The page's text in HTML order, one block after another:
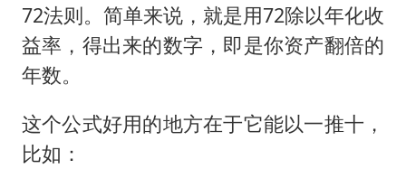
72法则。简单来说，就是用72除以年化收
益率，得出来的数字，即是你资产翻倍的
年数。
这个公式好用的地方在于它能以一推十，
比如：